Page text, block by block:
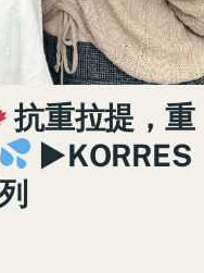
抗重拉提，重
►KORRES